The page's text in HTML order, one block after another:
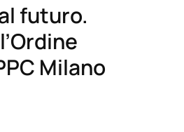
futuro.
Milano